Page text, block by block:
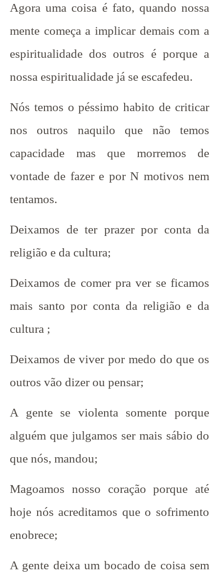
Agora uma coisa é fato, quando nossa
mente começa a implicar demais com a
espiritualidade dos outros é porque a
nossa espiritualidade já se escafedeu.
Nós temos o péssimo habito de criticar
nos outros naquilo que não temos
capacidade mas que morremos de
vontade de fazer e por N motivos nem
tentamos.
Deixamos de ter prazer por conta da
religião e da cultura;
Deixamos de comer pra ver se ficamos
mais santo por conta da religião e da
cultura ;
Deixamos de viver por medo do que os
outros vão dizer ou pensar;
A gente se violenta somente porque
alguém que julgamos ser mais sábio do
que nós, mandou;
Magoamos nosso coração porque até
hoje nós acreditamos que o sofrimento
enobrece;
A gente deixa um bocado de coisa sem